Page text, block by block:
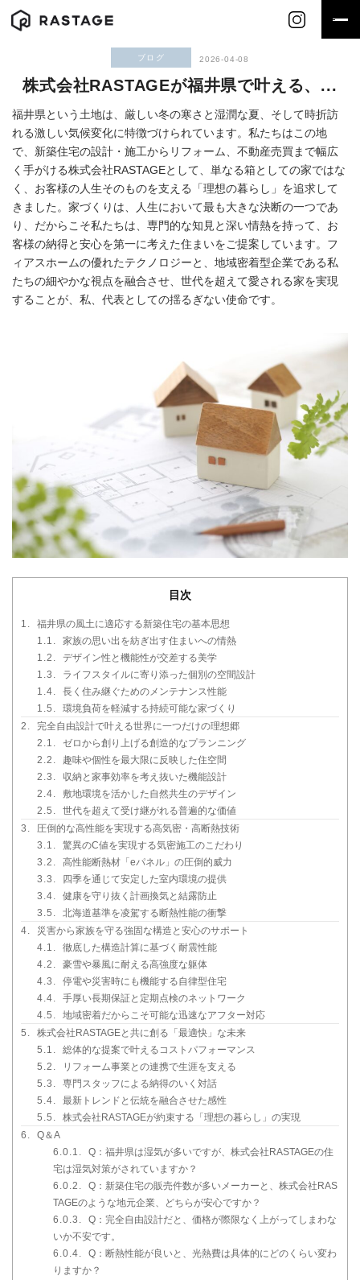
HOME お知らせ一覧 株式会社RASTAGEが福井県で叶える、新築住宅の理想と「最適快」の物語
ブログ 2026-04-08
株式会社RASTAGEが福井県で叶える、...
福井県という土地は、厳しい冬の寒さと湿潤な夏、そして時折訪
れる激しい気候変化に特徴づけられています。私たちはこの地
で、新築住宅の設計・施工からリフォーム、不動産売買まで幅広
く手がける株式会社RASTAGEとして、単なる箱としての家ではな
く、お客様の人生そのものを支える「理想の暮らし」を追求して
きました。家づくりは、人生において最も大きな決断の一つであ
り、だからこそ私たちは、専門的な知見と深い情熱を持って、お
客様の納得と安心を第一に考えた住まいをご提案しています。フ
ィアスホームの優れたテクノロジーと、地域密着型企業である私
たちの細やかな視点を融合させ、世代を超えて愛される家を実現
することが、私、代表としての揺るぎない使命です。
目次
1.
福井県の風土に適応する新築住宅の基本思想
1.1.
家族の思い出を紡ぎ出す住まいへの情熱
1.2.
デザイン性と機能性が交差する美学
1.3.
ライフスタイルに寄り添った個別の空間設計
1.4.
長く住み継ぐためのメンテナンス性能
1.5.
環境負荷を軽減する持続可能な家づくり
2.
完全自由設計で叶える世界に一つだけの理想郷
2.1.
ゼロから創り上げる創造的なプランニング
2.2.
趣味や個性を最大限に反映した住空間
2.3.
収納と家事効率を考え抜いた機能設計
2.4.
敷地環境を活かした自然共生のデザイン
2.5.
世代を超えて受け継がれる普遍的な価値
3.
圧倒的な高性能を実現する高気密・高断熱技術
3.1.
驚異のC値を実現する気密施工のこだわり
3.2.
高性能断熱材「eパネル」の圧倒的威力
3.3.
四季を通じて安定した室内環境の提供
3.4.
健康を守り抜く計画換気と結露防止
3.5.
北海道基準を凌駕する断熱性能の衝撃
4.
災害から家族を守る強固な構造と安心のサポート
4.1.
徹底した構造計算に基づく耐震性能
4.2.
豪雪や暴風に耐える高強度な躯体
4.3.
停電や災害時にも機能する自律型住宅
4.4.
手厚い長期保証と定期点検のネットワーク
4.5.
地域密着だからこそ可能な迅速なアフター対応
5.
株式会社RASTAGEと共に創る「最適快」な未来
5.1.
総体的な提案で叶えるコストパフォーマンス
5.2.
リフォーム事業との連携で生涯を支える
5.3.
専門スタッフによる納得のいく対話
5.4.
最新トレンドと伝統を融合させた感性
5.5.
株式会社RASTAGEが約束する「理想の暮らし」の実現
6.
Q＆A
6.0.1.
Q：福井県は湿気が多いですが、株式会社RASTAGEの住
宅は湿気対策がされていますか？
6.0.2.
Q：新築住宅の販売件数が多いメーカーと、株式会社RAS
TAGEのような地元企業、どちらが安心ですか？
6.0.3.
Q：完全自由設計だと、価格が際限なく上がってしまわな
いか不安です。
6.0.4.
Q：断熱性能が良いと、光熱費は具体的にどのくらい変わ
りますか？